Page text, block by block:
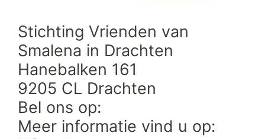
Stichting Vrienden van
Smalena in Drachten
Hanebalken 161
9205 CL Drachten
Bel ons op:
Meer informatie vind u op: